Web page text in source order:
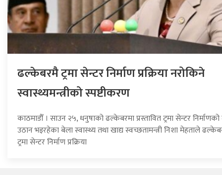
ढल्केबरमै ट्रमा सेन्टर निर्माण प्रक्रिया नरोकिने
स्वास्थ्यमन्त्रीको स्पष्टीकरण
काठमाडौँ । साउन २५, धनुषाको ढल्केबरमा प्रस्तावित ट्रमा सेन्टर
उठान भइरहेका बेला स्वास्थ्य तथा खाद्य स्वच्छतामन्त्री निशा मेहताले
ट्रमा सेन्टर निर्माण प्रक्रिया